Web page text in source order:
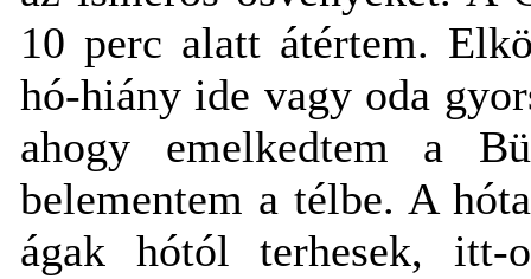
10 perc alatt átértem.
hó-hiány ide vagy oda
ahogy emelkedtem a
belementem a télbe. A
ágak hótól terhesek,